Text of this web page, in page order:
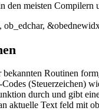
den meisten Compilern
ob_edchar,
Routinen
(Steuerzeichen)
durch und gibt
aktuelle Text feld mit